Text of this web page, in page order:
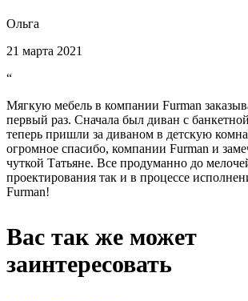
Ольга
21 марта 2021
“
Мягкую мебель в компании Furman
первый раз. Сначала был диван с
теперь пришли за диваном в детскую
огромное спасибо, компании Furman и
чуткой Татьяне. Все продуманно до
проектирования так и в процессе
Furman!
Вас так же может
заинтересовать